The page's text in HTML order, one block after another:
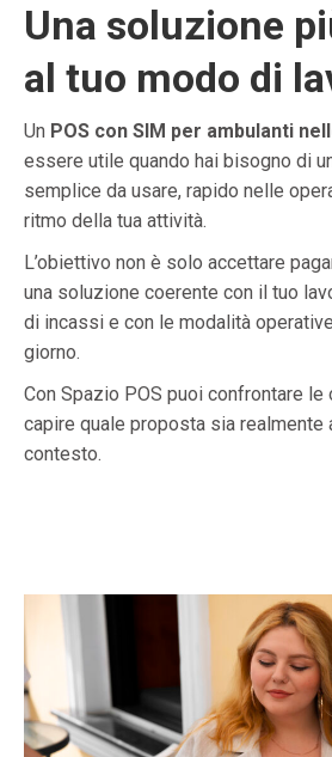
Una soluzione
al tuo modo di
Un POS con SIM per ambulanti
essere utile quando hai bisogno di
semplice da usare, rapido nelle
ritmo della tua attività.
L’obiettivo non è solo accettare
una soluzione coerente con il tuo
di incassi e con le modalità
giorno.
Con Spazio POS puoi confrontare
capire quale proposta sia realmente
contesto.